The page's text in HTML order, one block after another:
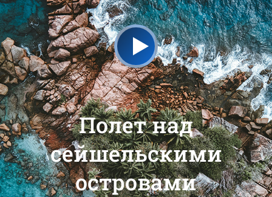
Полет над
сейшельскими
островами